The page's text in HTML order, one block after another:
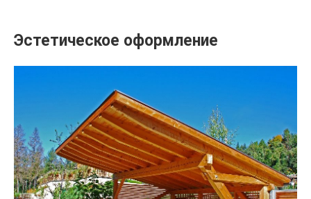
Эстетическое оформление